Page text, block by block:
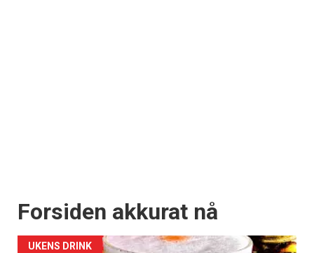
Forsiden akkurat nå
UKENS DRINK